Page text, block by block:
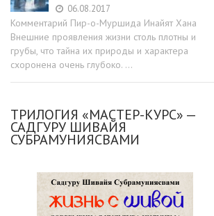
06.08.2017
Комментарий Пир-о-Муршида Инайят Хана
Внешние проявления жизни столь плотны и
грубы, что тайна их природы и характера
схоронена очень глубоко. …
ТРИЛОГИЯ «МАСТЕР-КУРС» —
САДГУРУ ШИВАЙЯ
СУБРАМУНИЯСВАМИ